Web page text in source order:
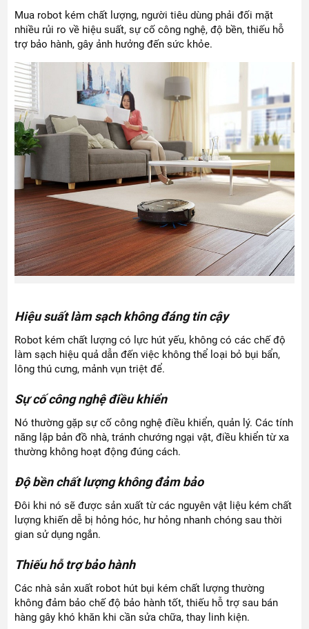
Mua robot kém chất lượng, người tiêu dùng phải đối mặt
nhiều rủi ro về hiệu suất, sự cố công nghệ, độ bền, thiếu hỗ
trợ bảo hành, gây ảnh hưởng đến sức khỏe.
Hiệu suất làm sạch không đáng tin cậy
Robot kém chất lượng có lực hút yếu, không có các chế độ
làm sạch hiệu quả dẫn đến việc không thể loại bỏ bụi bẩn,
lông thú cưng, mảnh vụn triệt để.
Sự cố công nghệ điều khiển
Nó thường gặp sự cố công nghệ điều khiển, quản lý. Các tính
năng lập bản đồ nhà, tránh chướng ngại vật, điều khiển từ xa
thường không hoạt động đúng cách.
Độ bền chất lượng không đảm bảo
Đôi khi nó sẽ được sản xuất từ các nguyên vật liệu kém chất
lượng khiến dễ bị hỏng hóc, hư hỏng nhanh chóng sau thời
gian sử dụng ngắn.
Thiếu hỗ trợ bảo hành
Các nhà sản xuất robot hút bụi kém chất lượng thường
không đảm bảo chế độ bảo hành tốt, thiếu hỗ trợ sau bán
hàng gây khó khăn khi cần sửa chữa, thay linh kiện.